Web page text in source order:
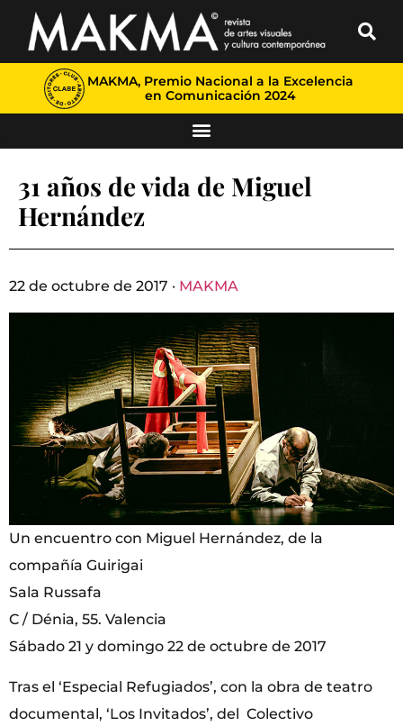
MAKMA, Premio Nacional a la Excelencia
en Comunicación 2024
31 años de vida de Miguel
Hernández
22 de octubre de 2017 · MAKMA
Un encuentro con Miguel Hernández, de la
compañía Guirigai
Sala Russafa
C / Dénia, 55. Valencia
Sábado 21 y domingo 22 de octubre de 2017
Tras el ‘Especial Refugiados’, con la obra de teatro
documental, ‘Los Invitados’, del Colectivo